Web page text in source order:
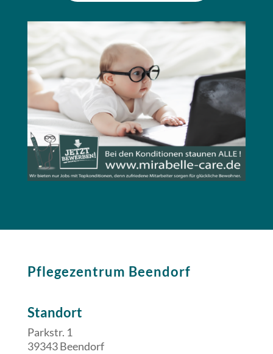
Pflegezentrum Beendorf
Standort
Parkstr. 1
39343 Beendorf